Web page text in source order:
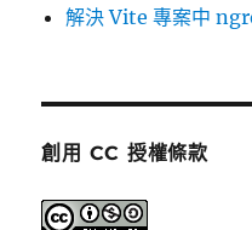
解決 Vite 專案中
創用 CC 授權條款